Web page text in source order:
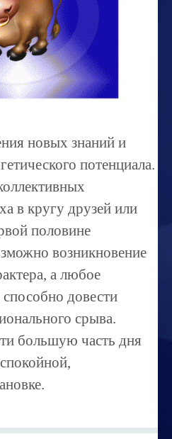
снов
на счастье
гимнастика
новых знаний и
потенциала.
в кругу друзей или
половине
возникновение
а любое
способно довести
срыва.
большую часть дня